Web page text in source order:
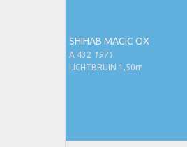
SHIHAB MAGIC OX
A 432 1971
LICHTBRUIN 1,50m